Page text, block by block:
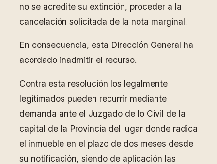
no se acredite su extinción, proceder a la
cancelación solicitada de la nota marginal.
En consecuencia, esta Dirección General ha
acordado inadmitir el recurso.
Contra esta resolución los legalmente
legitimados pueden recurrir mediante
demanda ante el Juzgado de lo Civil de la
capital de la Provincia del lugar donde radica
el inmueble en el plazo de dos meses desde
su notificación, siendo de aplicación las